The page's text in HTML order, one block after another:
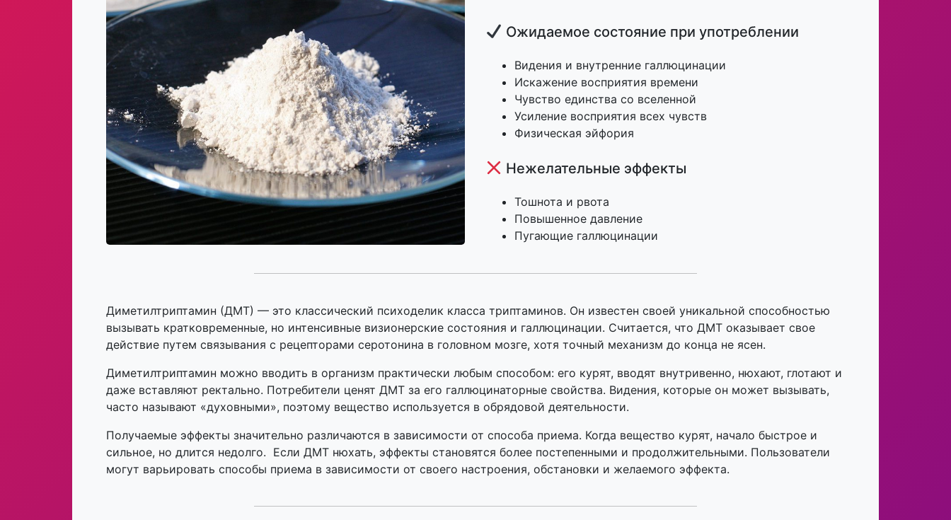
Ожидаемое состояние при употреблении
Видения и внутренние галлюцинации
Искажение восприятия времени
Чувство единства со вселенной
Усиление восприятия всех чувств
Физическая эйфория
Нежелательные эффекты
Тошнота и рвота
Повышенное давление
Пугающие галлюцинации
Диметилтриптамин (ДМТ) — это классический психоделик класса триптаминов. Он известен своей уникальной способностью
вызывать кратковременные, но интенсивные визионерские состояния и галлюцинации. Считается, что ДМТ оказывает свое
действие путем связывания с рецепторами серотонина в головном мозге, хотя точный механизм до конца не ясен.
Диметилтриптамин можно вводить в организм практически любым способом: его курят, вводят внутривенно, нюхают, глотают и
даже вставляют ректально. Потребители ценят ДМТ за его галлюцинаторные свойства. Видения, которые он может вызывать,
часто называют «духовными», поэтому вещество используется в обрядовой деятельности.
Получаемые эффекты значительно различаются в зависимости от способа приема. Когда вещество курят, начало быстрое и
сильное, но длится недолго. Если ДМТ нюхать, эффекты становятся более постепенными и продолжительными. Пользователи
могут варьировать способы приема в зависимости от своего настроения, обстановки и желаемого эффекта.